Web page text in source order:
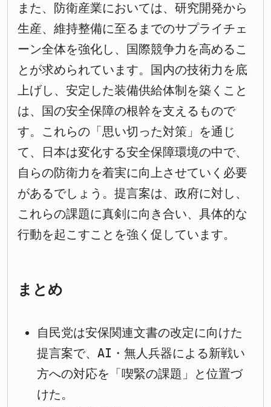
また、防衛産業においては、研究開発から
生産、維持整備に至るまでのサプライチェ
ーン全体を強化し、国際競争力を高めるこ
とが求められています。国内の技術力を底
上げし、安定した装備供給体制を築くこと
は、国の安全保障の根幹を支えるもので
す。これらの「思い切った対策」を通じ
て、日本は変化する安全保障環境の中で、
自らの防衛力を着実に向上させていく必要
があるでしょう。提言案は、政府に対し、
これらの課題に真剣に向き合い、具体的な
行動を起こすことを強く促しています。
まとめ
自民党は安保関連文書の改定に向けた
提言案で、AI・無人兵器による新戦い
方への対応を「喫緊の課題」と位置づ
けた。